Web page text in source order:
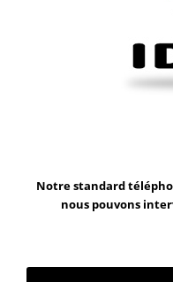
Notre standard
nous pouvons